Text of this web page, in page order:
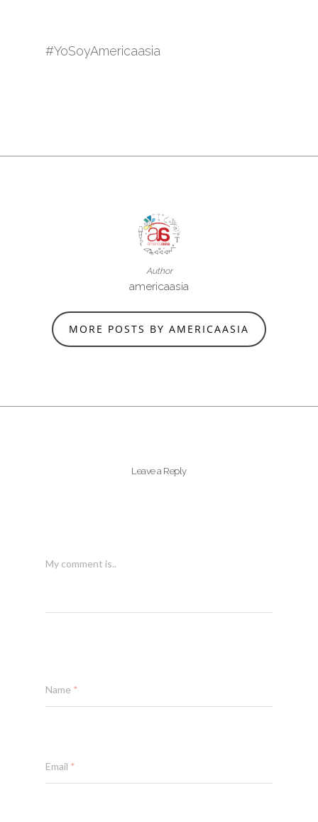
#YoSoyAmericaasia
Author
americaasia
MORE POSTS BY AMERICAASIA
Leave a Reply
My comment is..
Name *
Email *